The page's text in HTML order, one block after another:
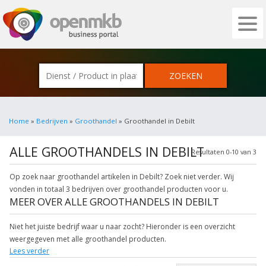
OPENMKB - DE ZAKELIJKE PORTAL
Home » Bedrijven » Groothandel » Groothandel in Debilt
Resultaten 0-10 van 3
ALLE GROOTHANDELS IN DEBILT
Op zoek naar groothandel artikelen in Debilt? Zoek niet verder. Wij
vonden in totaal 3 bedrijven over groothandel producten voor u.
MEER OVER ALLE GROOTHANDELS IN DEBILT
Niet het juiste bedrijf waar u naar zocht? Hieronder is een overzicht
weergegeven met alle groothandel producten.
Klik op een van onderstaande links uit de rubriek kleding groothandel
Lees verder